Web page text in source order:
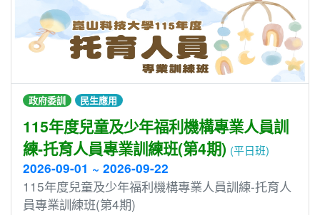
政府委訓 民生應用
115年度兒童及少年福利機構專業人員訓
練-托育人員專業訓練班(第4期) (平日班)
2026-09-01 ~ 2026-09-22
115年度兒童及少年福利機構專業人員訓練-托育人
員專業訓練班(第4期)